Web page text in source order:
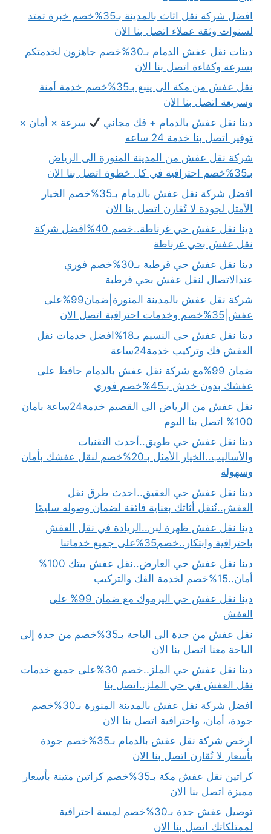
افضل شركة نقل اثاث بالمدينة بـ35%خصم خبرة تمتد
لسنوات وثقة عملاء اتصل بنا الان
دينات نقل عفش الدمام بـ30%خصم جاهزون لخدمتكم
بسرعة وكفاءة اتصل بنا الان
نقل عفش من مكة الى ينبع بـ35%خصم خدمة آمنة
وسريعة اتصل بنا الان
دينا نقل عفش بالدمام + فك مجاني
سرعة × أمان ×
توفير اتصل بنا خدمة 24 ساعه
شركة نقل عفش من المدينة المنورة الى الرياض
بـ35%خصم احترافية في كل خطوة اتصل بنا الان
افضل شركة نقل عفش بالدمام بـ35%خصم الخيار
الأمثل لجودة لا تُقارن اتصل بنا الان
دينا نقل عفش حي غرناطة..خصم 40%افضل شركة
نقل عفش بحي غرناطة
دينا نقل عفش حي قرطبة بـ30%خصم فوري
عندالاتصال لنقل عفش بحي قرطبة
شركة نقل عفش بالمدينة المنورة|ضمان99%على
عفش|35%خصم وخدمات احترافية اتصل الان
دينا نقل عفش حي النسيم بـ18%افضل خدمات نقل
العفش فك وتركيب خدمة24ساعة
ضمان 99%مع شركة نقل عفش بالدمام حافظ على
عفشك بدون خدش بـ45%خصم فوري
نقل عفش من الرياض الى القصيم خدمة24ساعة بامان
100% اتصل بنا اليوم
دينا نقل عفش حي طويق..أحدث التقنيات
والأساليب..الخيار الأمثل بـ20%خصم لنقل عفشك بأمان
وسهولة
دينا نقل عفش حي العقيق..احدث طرق نقل
العفش..نُنقل أثاثك بعناية فائقة لضمان وصوله سليمًا
دينا نقل عفش ظهرة لبن..الريادة في نقل العفش
باحترافية وابتكار..خصم35%على جميع خدماتنا
دينا نقل عفش حي العارض..نقل عفش بيتك 100%
أمان..15%خصم لخدمة الفك والتركيب
دينا نقل عفش حي اليرموك مع ضمان 99% على
العفش
نقل عفش من جدة الى الباحة بـ35%خصم من جدة إلى
الباحة معنا اتصل بنا الان
دينا نقل عفش حي الملز..خصم 30%على جميع خدمات
نقل العفش في حي الملز..اتصل بنا
افضل شركة نقل عفش بالمدينة المنورة بـ30%خصم
جودة، أمان، واحترافية اتصل بنا الان
ارخص شركة نقل عفش بالدمام بـ35%خصم جودة
بأسعار لا تُقارن اتصل بنا الان
كراتين نقل عفش مكة بـ35%خصم كراتين متينة بأسعار
مميزة اتصل بنا الان
توصيل عفش جدة بـ30%خصم لمسة احترافية
لممتلكاتك اتصل بنا الان